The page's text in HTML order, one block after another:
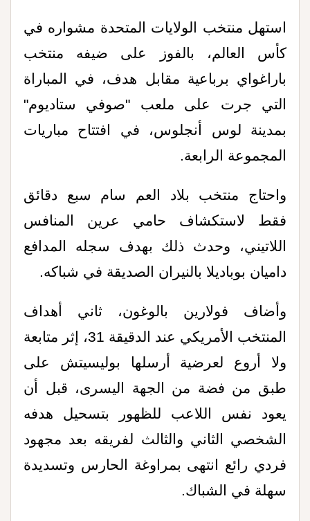
استهل منتخب الولايات المتحدة مشواره في
كأس العالم، بالفوز على ضيفه منتخب
باراغواي برباعية مقابل هدف، في المباراة
التي جرت على ملعب "صوفي ستاديوم"
بمدينة لوس أنجلوس، في افتتاح مباريات
المجموعة الرابعة.
واحتاج منتخب بلاد العم سام سبع دقائق
فقط لاستكشاف حامي عرين المنافس
اللاتيني، وحدث ذلك بهدف سجله المدافع
داميان بوباديلا بالنيران الصديقة في شباكه.
وأضاف فولارين بالوغون، ثاني أهداف
المنتخب الأمريكي عند الدقيقة 31، إثر متابعة
ولا أروع لعرضية أرسلها بوليسيتش على
طبق من فضة من الجهة اليسرى، قبل أن
يعود نفس اللاعب للظهور بتسحيل هدفه
الشخصي الثاني والثالث لفريقه بعد مجهود
فردي رائع انتهى بمراوغة الحارس وتسديدة
سهلة في الشباك.